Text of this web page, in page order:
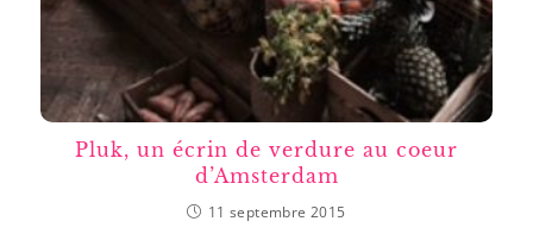
Pluk, un écrin de verdure au coeur
d’Amsterdam
11 septembre 2015